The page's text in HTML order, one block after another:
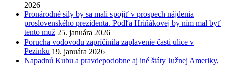
2026
Pronárodné sily by sa mali spojiť v prospech nájdenia
proslovenského prezidenta. Podľa Hriňákovej by ním mal byť
tento muž 25. januára 2026
Porucha vodovodu zapríčinila zaplavenie časti ulice v
Pezinku 19. januára 2026
Napadnú Kubu a pravdepodobne aj iné štáty Južnej Ameriky,